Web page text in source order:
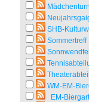
SHB-
Sommertreff
WM-EM-
EM-